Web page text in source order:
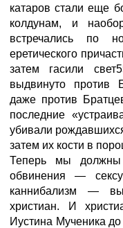
катаров стали еще
колдунам, и
встречались по
еретического
затем гасили
выдвинуто против
даже против
последние
убивали
затем их кости в
Теперь мы
обвинения —
каннибализм —
христиан. И
Иустина Мученика